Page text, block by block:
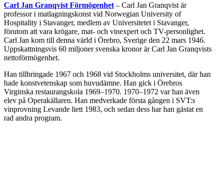
Carl Jan Granqvist Förmögenhet – Carl Jan Granqvist är
professor i matlagningskonst vid Norwegian University of
Hospitality i Stavanger, medlem av Universitetet i Stavanger,
förutom att vara krögare, mat- och vinexpert och TV-personlighet.
Carl Jan kom till denna värld i Örebro, Sverige den 22 mars 1946.
Uppskattningsvis 60 miljoner svenska kronor är Carl Jan Granqvists
nettoförmögenhet.
Han tillbringade 1967 och 1968 vid Stockholms universitet, där han
hade konstvetenskap som huvudämne. Han gick i Örebros
Virginska restaurangskola 1969–1970. 1970–1972 var han även
elev på Operakällaren. Han medverkade första gången i SVT:s
vinprovning Levande liett 1983, och sedan dess har han gästat en
rad andra program.